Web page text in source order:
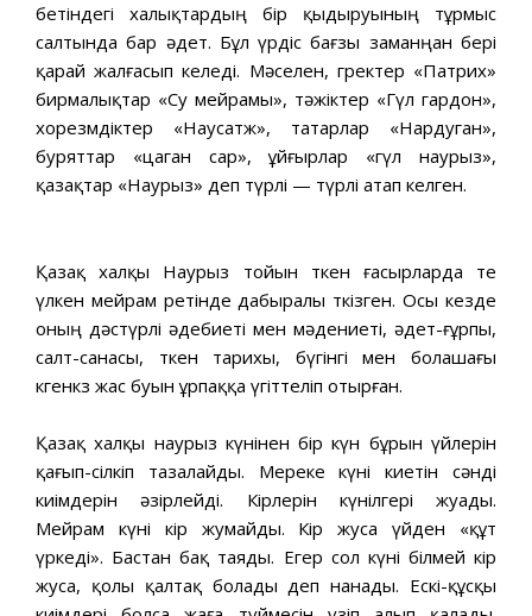
бетіндегі халықтардың бір қыдыруының тұрмыс
салтында бар әдет. Бұл үрдіс бағзы заманңан бері
қарай жалғасып келеді. Мәселен, гректер «Патрих»
бирмалықтар «Су мейрамы», тәжіктер «Гүл гардон»,
хорезмдіктер «Наусатж», татарлар «Нардуган»,
буряттар «цаган сар», ұйғырлар «гүл наурыз»,
қазақтар «Наурыз» деп түрлі — түрлі атап келген.
Қазақ халқы Наурыз тойын өткен ғасырларда өте
үлкен мейрам ретінде дабыралы өткізген. Осы кезде
оның дәстүрлі әдебиеті мен мәдениеті, әдет-ғұрпы,
салт-санасы, өткен тарихы, бүгінгі мен болашағы
көгенкөз жас буын ұрпаққа үгіттеліп отырған.
Қазақ халқы наурыз күнінен бір күн бұрын үйлерін
қағып-сілкіп тазалайды. Мереке күні киетін сәнді
киімдерін әзірлейді. Кірлерін күнілгері жуады.
Мейрам күні кір жумайды. Кір жуса үйден «құт
үркеді». Бастан бақ таяды. Егер сол күні білмей кір
жуса, қолы қалтақ болады деп нанады. Ескі-құсқы